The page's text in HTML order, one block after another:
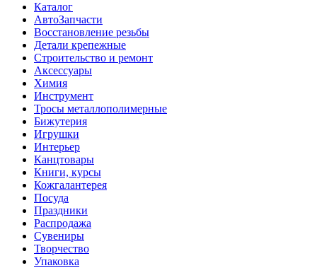
Каталог
АвтоЗапчасти
Восстановление резьбы
Детали крепежные
Строительство и ремонт
Аксессуары
Химия
Инструмент
Тросы металлополимерные
Бижутерия
Игрушки
Интерьер
Канцтовары
Книги, курсы
Кожгалантерея
Посуда
Праздники
Распродажа
Сувениры
Творчество
Упаковка